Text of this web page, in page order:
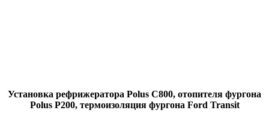
Установка рефрижератора Polus C800, отопителя фургона
Polus Р200, термоизоляция фургона Ford Transit